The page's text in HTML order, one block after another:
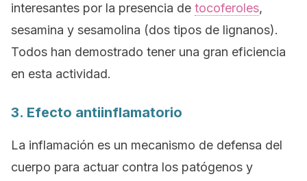
interesantes por la presencia de tocoferoles,
sesamina y sesamolina (dos tipos de lignanos).
Todos han demostrado tener una gran eficiencia
en esta actividad.
3. Efecto antiinflamatorio
La inflamación es un mecanismo de defensa del
cuerpo para actuar contra los patógenos y